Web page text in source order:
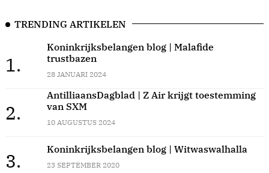
TRENDING ARTIKELEN
1.
Koninkrijksbelangen blog | Malafide
trustbazen
28 JANUARI 2024
2.
AntilliaansDagblad | Z Air krijgt toestemming
van SXM
10 AUGUSTUS 2024
3.
Koninkrijksbelangen blog | Witwaswalhalla
23 SEPTEMBER 2020